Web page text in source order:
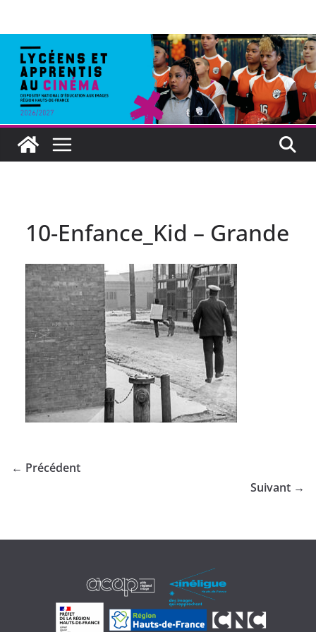
10-Enfance_Kid – Grande
← Précédent
Suivant →